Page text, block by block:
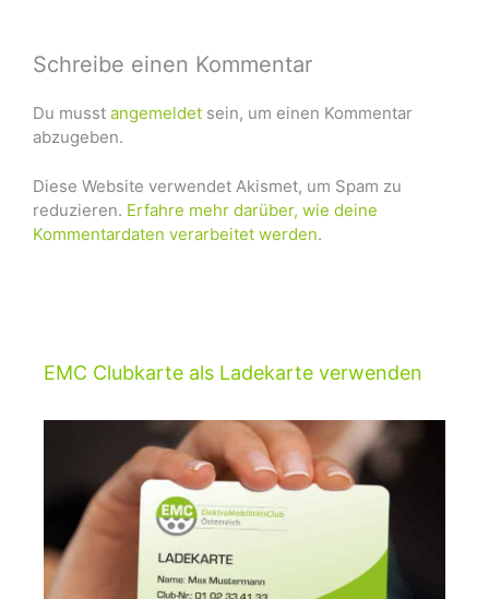
Schreibe einen Kommentar
Du musst angemeldet sein, um einen Kommentar
abzugeben.
Diese Website verwendet Akismet, um Spam zu
reduzieren. Erfahre mehr darüber, wie deine
Kommentardaten verarbeitet werden.
EMC Clubkarte als Ladekarte verwenden